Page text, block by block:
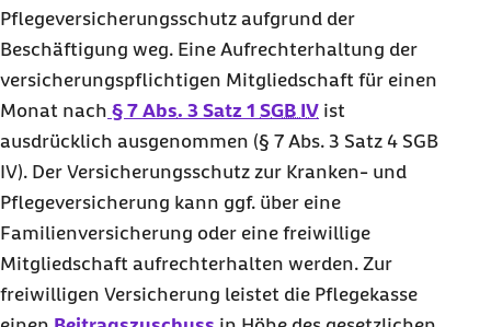
Pflegeversicherungsschutz aufgrund der
Beschäftigung weg. Eine Aufrechterhaltung der
versicherungspflichtigen Mitgliedschaft für einen
Monat nach § 7 Abs. 3 Satz 1 SGB IV ist
ausdrücklich ausgenommen (§ 7 Abs. 3 Satz 4 SGB
IV). Der Versicherungsschutz zur Kranken- und
Pflegeversicherung kann ggf. über eine
Familienversicherung oder eine freiwillige
Mitgliedschaft aufrechterhalten werden. Zur
freiwilligen Versicherung leistet die Pflegekasse